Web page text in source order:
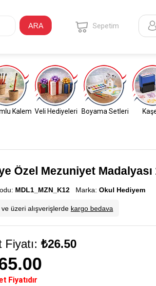
ARA Sepetim
Kalem Veli Hediyeleri Boyama Setleri
Özel Mezuniyet Madalyası
MDL1_MZN_K12 Marka: Okul Hediyem
ve üzeri alışverişlerde kargo bedava
Fiyatı: ₺26.50
Fiyatıdır